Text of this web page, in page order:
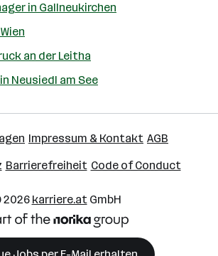
in Gallneukirchen
an der Leitha
Neusiedl am See
Impressum & Kontakt AGB
Barrierefreiheit Code of Conduct
2026 karriere.atGmbH